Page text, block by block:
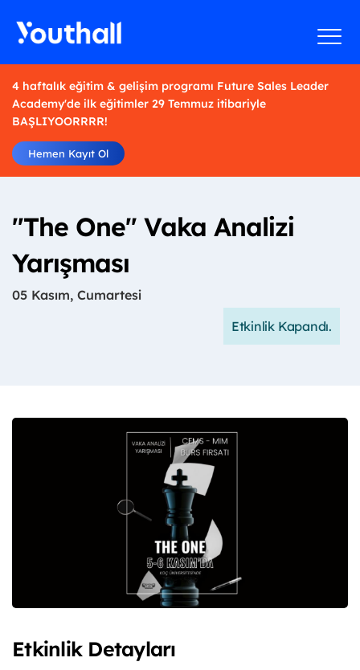
4 haftalık eğitim & gelişim programı Future Sales Leader
Academy'de ilk eğitimler 29 Temmuz itibariyle
BAŞLIYOORRRR!
Hemen Kayıt Ol
''The One'' Vaka Analizi
Yarışması
05 Kasım, Cumartesi
Etkinlik Kapandı.
Etkinlik Detayları